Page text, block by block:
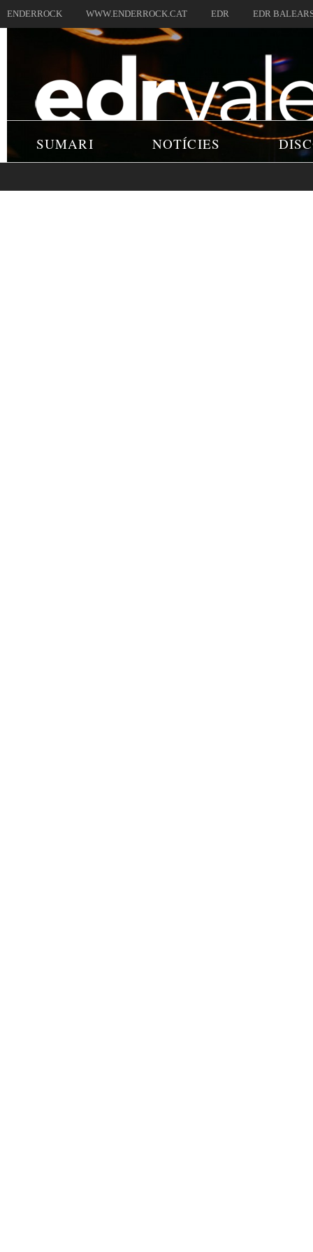
ENDERROCK WWW.ENDERROCK.CAT EDR EDR
SUMARI NOTÍCIES